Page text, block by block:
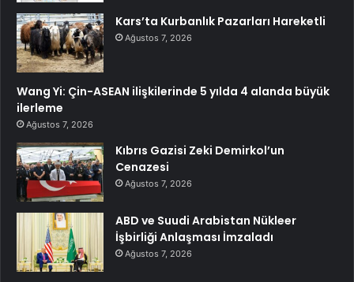
Kars’ta Kurbanlık Pazarları Hareketli
Ağustos 7, 2026
Wang Yi: Çin-ASEAN ilişkilerinde 5 yılda 4 alanda büyük
ilerleme
Ağustos 7, 2026
Kıbrıs Gazisi Zeki Demirkol’un
Cenazesi
Ağustos 7, 2026
ABD ve Suudi Arabistan Nükleer
İşbirliği Anlaşması İmzaladı
Ağustos 7, 2026